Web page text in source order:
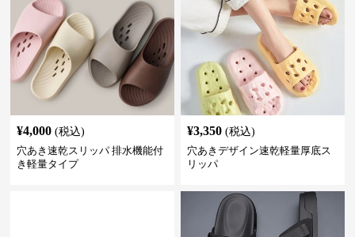
¥4,000 (税込)
穴あき速乾スリッパ 排水機能付
き軽量タイプ
¥3,350 (税込)
穴あきデザイン速乾軽量厚底ス
リッパ